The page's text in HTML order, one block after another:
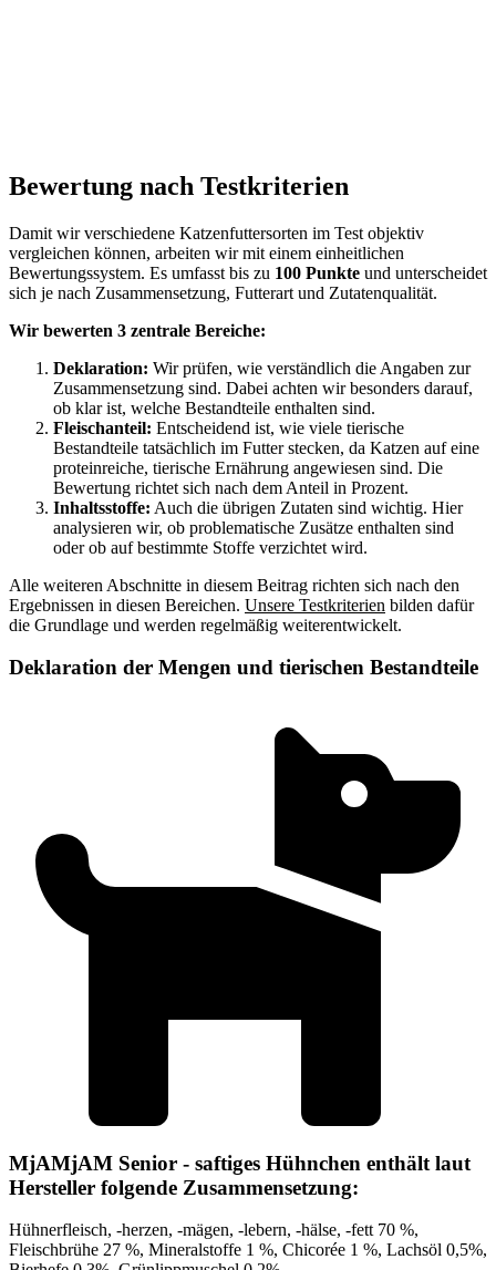
Bewertung nach Testkriterien
Damit wir verschiedene Katzenfuttersorten im Test objektiv
vergleichen können, arbeiten wir mit einem einheitlichen
Bewertungssystem. Es umfasst bis zu 100 Punkte und unterscheidet
sich je nach Zusammensetzung, Futterart und Zutatenqualität.
Wir bewerten 3 zentrale Bereiche:
Deklaration: Wir prüfen, wie verständlich die Angaben zur
Zusammensetzung sind. Dabei achten wir besonders darauf,
ob klar ist, welche Bestandteile enthalten sind.
Fleischanteil: Entscheidend ist, wie viele tierische
Bestandteile tatsächlich im Futter stecken, da Katzen auf eine
proteinreiche, tierische Ernährung angewiesen sind. Die
Bewertung richtet sich nach dem Anteil in Prozent.
Inhaltsstoffe: Auch die übrigen Zutaten sind wichtig. Hier
analysieren wir, ob problematische Zusätze enthalten sind
oder ob auf bestimmte Stoffe verzichtet wird.
Alle weiteren Abschnitte in diesem Beitrag richten sich nach den
Ergebnissen in diesen Bereichen. Unsere Testkriterien bilden dafür
die Grundlage und werden regelmäßig weiterentwickelt.
Deklaration der Mengen und tierischen Bestandteile
MjAMjAM Senior - saftiges Hühnchen enthält laut
Hersteller folgende Zusammensetzung:
Hühnerfleisch, -herzen, -mägen, -lebern, -hälse, -fett 70 %,
Fleischbrühe 27 %, Mineralstoffe 1 %, Chicorée 1 %, Lachsöl 0,5%,